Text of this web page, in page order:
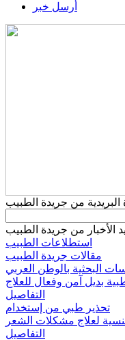
أرسل خبر
البريدية من جريدة الطبيب
الأخبار من جريدة الطبيب
استطلاعات الطبيب
مقالات جريدة الطبيب
البحثية بالوطن العربي
بديل آمن وفعال للعلاج
التفاصيل
تحذير طبي من إستخدام
لعلاج مشكلات الشعر
التفاصيل